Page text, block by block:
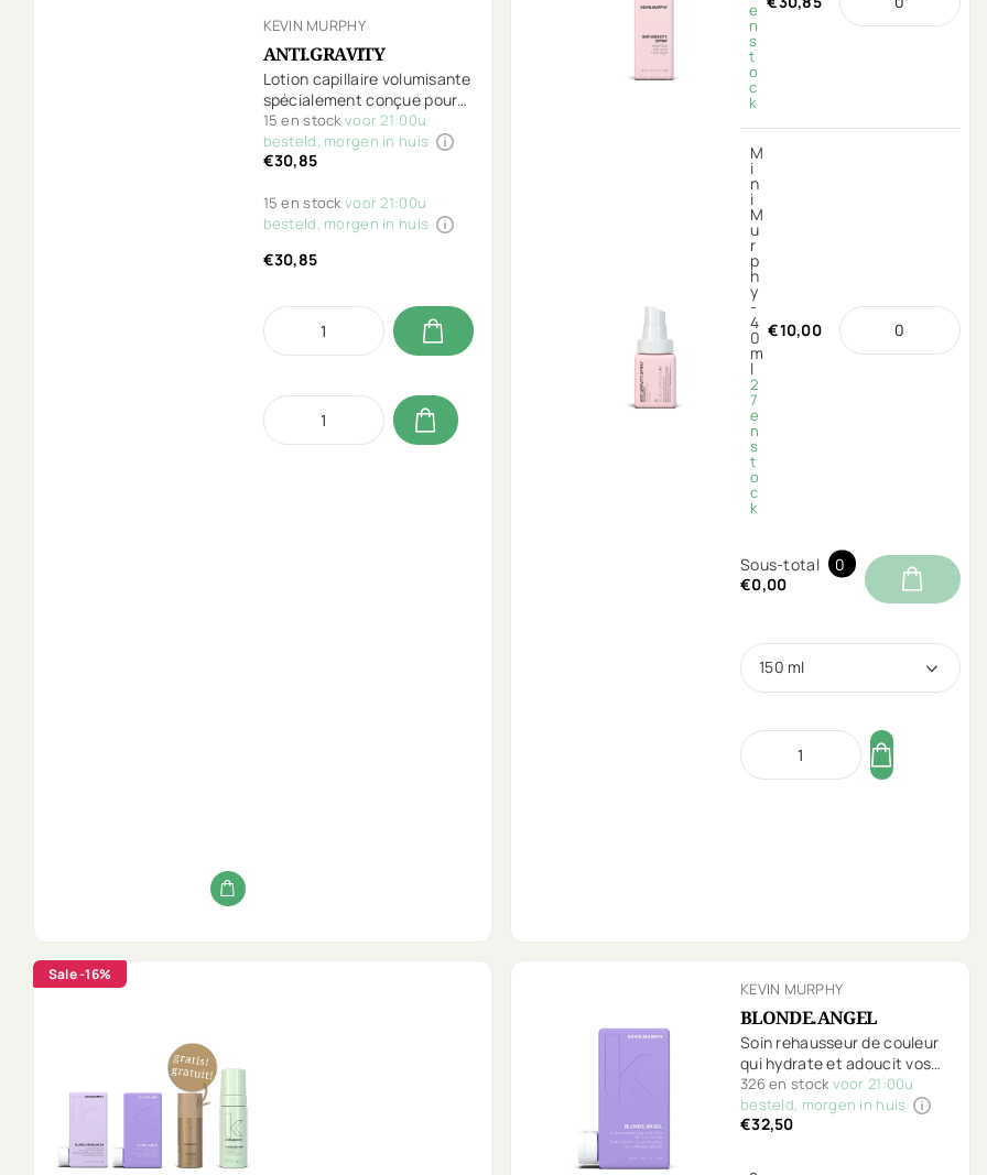
KEVIN MURPHY
ANTI.GRAVITY
Lotion capillaire volumisante
spécialement conçue pour
les cheveux fins et ternes.
15 en stockvoor 21:00u
besteld, morgen in huis
€30,85
15 en stockvoor 21:00u
besteld, morgen in huis
€30,85
e
n
s
t
o
c
k
M
i
n
i
M
u
r
p
h
y
-
4
0
m
l
2
7
e
n
s
t
o
c
k
€10,00
Sous-total
0
€0,00
150 ml
Sale-16%
KEVIN MURPHY
BLONDE.ANGEL
Soin rehausseur de couleur
qui hydrate et adoucit vos
cheveux méchés, blonds
et/ou gris.
326 en stock voor 21:00u
besteld, morgen in huis
€32,50